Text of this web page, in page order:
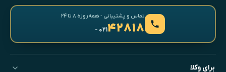
تماس و پشتیبانی · همه‌روزه ۸ تا ۲۴
۴۲۸۱۸- ۰۲۱
برای وکلا